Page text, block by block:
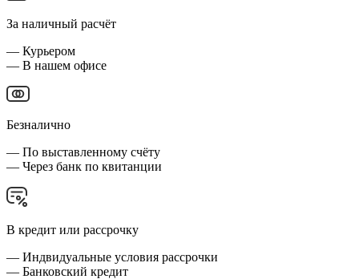
За наличный расчёт
— Курьером
— В нашем офисе
Безналично
— По выставленному счёту
— Через банк по квитанции
В кредит или рассрочку
— Индвидуальные условия рассрочки
— Банковский кредит